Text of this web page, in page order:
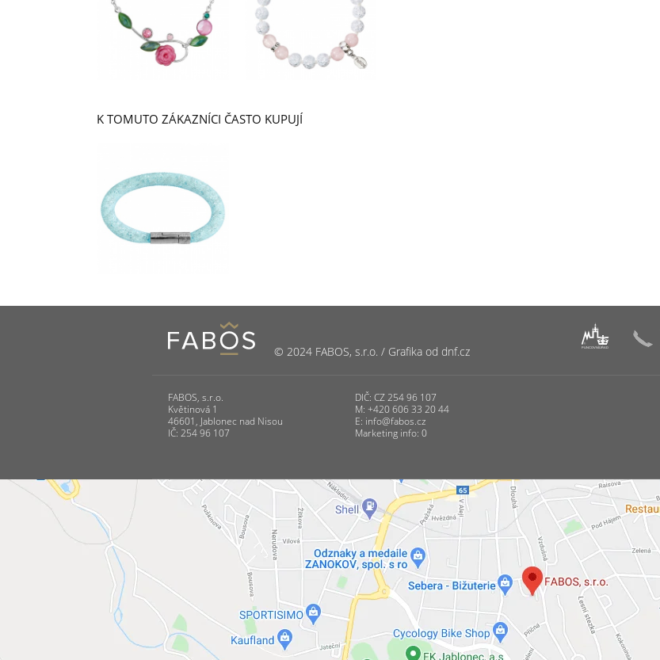
K TOMUTO ZÁKAZNÍCI ČASTO KUPUJÍ
© 2024 FABOS, s.r.o. / Grafika od dnf.cz PUNCOVNÍ ÚŘAD
FABOS, s.r.o.
Květinová 1
46601, Jablonec nad Nisou
IČ: 254 96 107
DIČ: CZ 254 96 107
M: +420 606 33 20 44
E: info@fabos.cz
Marketing info: 0